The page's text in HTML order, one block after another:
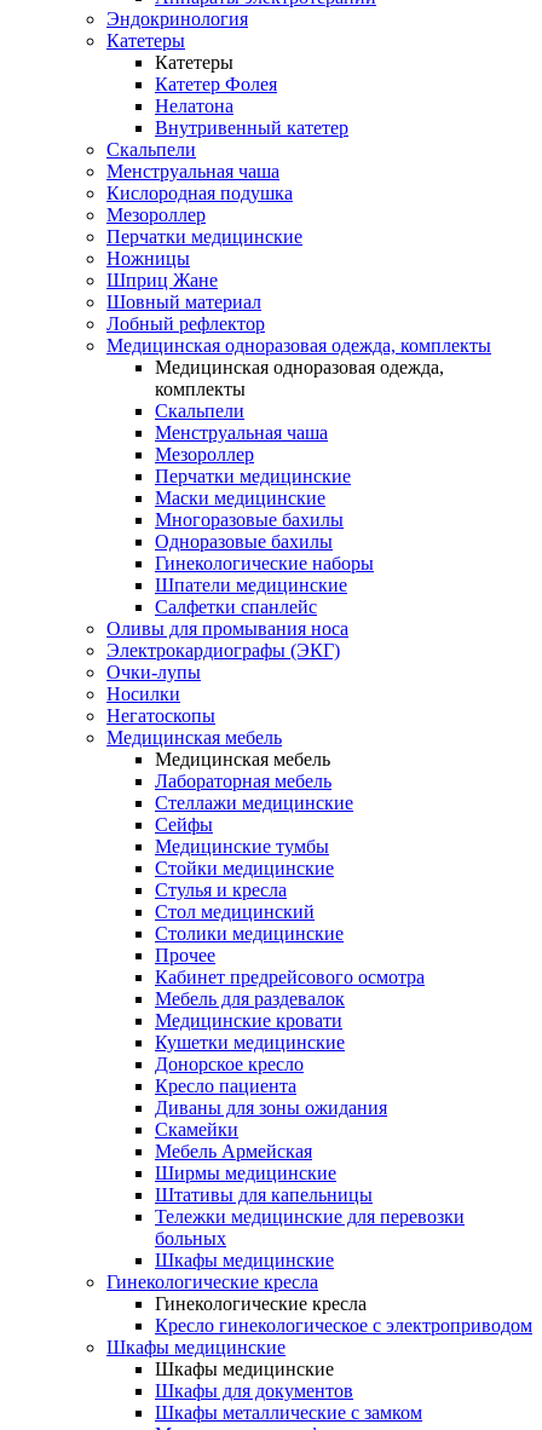
Эндокринология
Катетеры
Катетеры
Катетер Фолея
Нелатона
Внутривенный катетер
Скальпели
Менструальная чаша
Кислородная подушка
Мезороллер
Перчатки медицинские
Ножницы
Шприц Жане
Шовный материал
Лобный рефлектор
Медицинская одноразовая одежда, комплекты
Медицинская одноразовая одежда,
комплекты
Скальпели
Менструальная чаша
Мезороллер
Перчатки медицинские
Маски медицинские
Многоразовые бахилы
Одноразовые бахилы
Гинекологические наборы
Шпатели медицинские
Салфетки спанлейс
Оливы для промывания носа
Электрокардиографы (ЭКГ)
Очки-лупы
Носилки
Негатоскопы
Медицинская мебель
Медицинская мебель
Лабораторная мебель
Стеллажи медицинские
Сейфы
Медицинские тумбы
Стойки медицинские
Cтулья и кресла
Стол медицинский
Столики медицинские
Прочее
Кабинет предрейсового осмотра
Мебель для раздевалок
Медицинские кровати
Кушетки медицинские
Донорское кресло
Кресло пациента
Диваны для зоны ожидания
Скамейки
Мебель Армейская
Ширмы медицинские
Штативы для капельницы
Тележки медицинские для перевозки
больных
Шкафы медицинские
Гинекологические кресла
Гинекологические кресла
Кресло гинекологическое с электроприводом
Шкафы медицинские
Шкафы медицинские
Шкафы для документов
Шкафы металлические с замком